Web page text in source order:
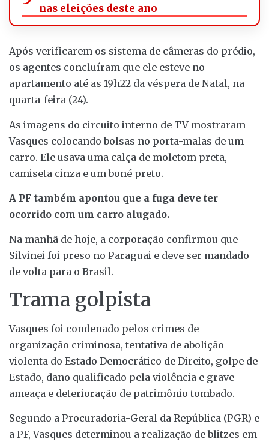
nas eleições deste ano
Após verificarem os sistema de câmeras do prédio,
os agentes concluíram que ele esteve no
apartamento até as 19h22 da véspera de Natal, na
quarta-feira (24).
As imagens do circuito interno de TV mostraram
Vasques colocando bolsas no porta-malas de um
carro. Ele usava uma calça de moletom preta,
camiseta cinza e um boné preto.
A PF também apontou que a fuga deve ter
ocorrido com um carro alugado.
Na manhã de hoje, a corporação confirmou que
Silvinei foi preso no Paraguai e deve ser mandado
de volta para o Brasil.
Trama golpista
Vasques foi condenado pelos crimes de
organização criminosa, tentativa de abolição
violenta do Estado Democrático de Direito, golpe de
Estado, dano qualificado pela violência e grave
ameaça e deterioração de patrimônio tombado.
Segundo a Procuradoria-Geral da República (PGR) e
a PF, Vasques determinou a realização de blitzes em